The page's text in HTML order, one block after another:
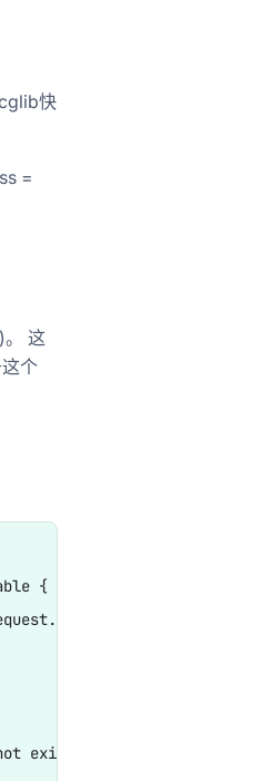
-ac
快
=
这
个
{
exist: %s:%s",